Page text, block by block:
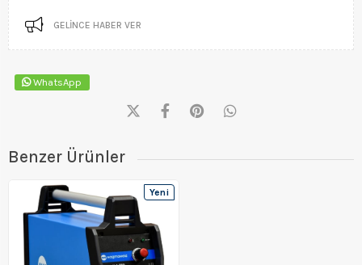
GELINCE HABER VER
WhatsApp
Benzer Ürünler
Yeni